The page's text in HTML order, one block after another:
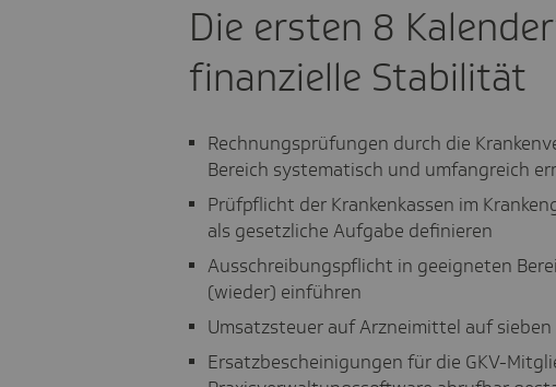
Die ersten 8
finanzielle Stabilität
Rechnungsprüfungen durch die
Bereich systematisch und umfangreich
Prüfpflicht der Krankenkassen im
als gesetzliche Aufgabe definieren
Ausschreibungspflicht in geeigneten
(wieder) einführen
Umsatzsteuer auf Arzneimittel auf
Ersatzbescheinigungen für die GKV-